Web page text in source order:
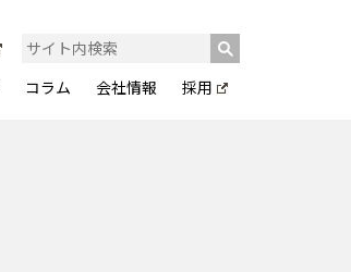
コラム 会社情報 採用